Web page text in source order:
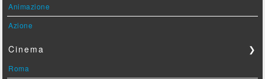
Animazione
Azione
Cinema ❯
Roma